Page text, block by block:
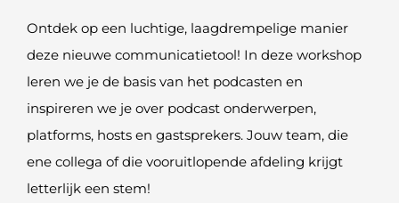
Ontdek op een luchtige, laagdrempelige manier
deze nieuwe communicatietool! In deze workshop
leren we je de basis van het podcasten en
inspireren we je over podcast onderwerpen,
platforms, hosts en gastsprekers. Jouw team, die
ene collega of die vooruitlopende afdeling krijgt
letterlijk een stem!